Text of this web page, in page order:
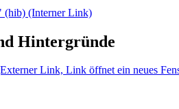
(hib) (Interner Link)
Hintergründe
Link, Link öffnet ein neues